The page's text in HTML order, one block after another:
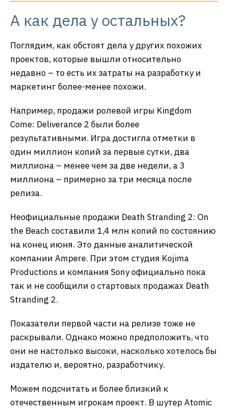
А как дела у остальных?
Поглядим, как обстоят дела у других похожих
проектов, которые вышли относительно
недавно – то есть их затраты на разработку и
маркетинг более-менее похожи.
Например, продажи ролевой игры Kingdom
Come: Deliverance 2 были более
результативными. Игра достигла отметки в
один миллион копий за первые сутки, два
миллиона – менее чем за две недели, а 3
миллиона – примерно за три месяца после
релиза.
Неофициальные продажи Death Stranding 2: On
the Beach составили 1,4 млн копий по состоянию
на конец июня. Это данные аналитической
компании Ampere. При этом студия Kojima
Productions и компания Sony официально пока
так и не сообщили о стартовых продажах Death
Stranding 2.
Показатели первой части на релизе тоже не
раскрывали. Однако можно предположить, что
они не настолько высоки, насколько хотелось бы
издателю и, вероятно, разработчику.
Можем подсчитать и более близкий к
отечественным игрокам проект. В шутер Atomic